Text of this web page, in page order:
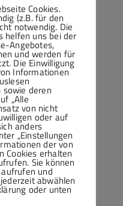
Cookies.
(z.B. für den
notwendig. Die
helfen uns bei der
Angebotes,
und werden für
Die Einwilligung
Informationen
deren
„Alle
von nicht
oder auf
anders
„Einstellungen
der von
Cookies erhalten
Sie können
und
abwählen
oder unten